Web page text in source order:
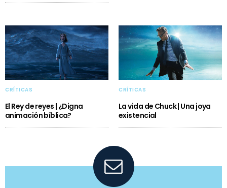
CRÍTICAS
El Rey de reyes | ¿Digna
animación bíblica?
CRÍTICAS
La vida de Chuck | Una joya
existencial